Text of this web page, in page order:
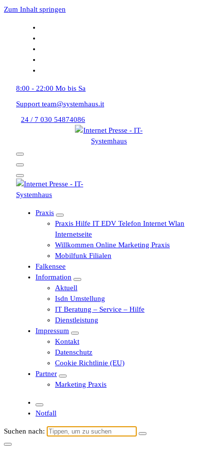
Zum Inhalt springen
8:00 - 22:00 Mo bis Sa
Support team@systemhaus.it
24 / 7 030 54874086
Praxis
Praxis Hilfe IT EDV Telefon Internet Wlan
Internetseite
Willkommen Online Marketing Praxis
Mobilfunk Filialen
Falkensee
Information
Aktuell
Isdn Umstellung
IT Beratung – Service – Hilfe
Dienstleistung
Impressum
Kontakt
Datenschutz
Cookie Richtlinie (EU)
Partner
Marketing Praxis
Notfall
Suchen nach: